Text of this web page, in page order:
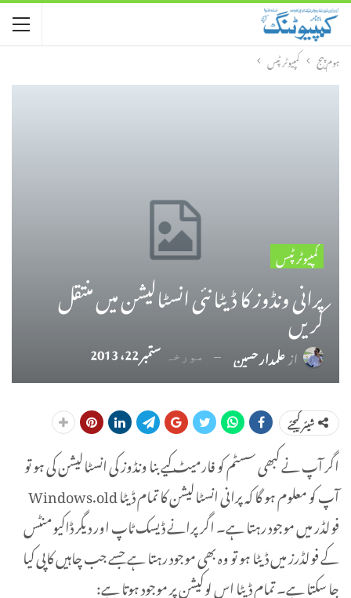
ہوم پیج کمپیوٹر ٹپس
کمپیوٹر ٹپس
پرانی ونڈوز کا ڈیٹا نئی انسٹالیشن میں منتقل
کریں
ازعلمدار حسین مورخہ ستمبر 22، 2013
شیئر کیجئے
اگر آپ نے کبھی سسٹم کو فارمیٹ کیے بنا ونڈوز کی انسٹالیشن کی ہو تو
آپ کو معلوم ہو گا کہ پرانی انسٹالیشن کا تمام ڈیٹا Windows.old
فولڈر میں موجود رہتا ہے۔ اگر پرانے ڈیسک ٹاپ اور دیگر ڈاکیومنٹس
کے فولڈرز میں ڈیٹا ہو تو وہ بھی موجود رہتا ہے جسے جب چاہیں کاپی کیا
جا سکتا ہے۔ تمام ڈیٹا اس لوکیشن پر موجود ہوتا ہے: